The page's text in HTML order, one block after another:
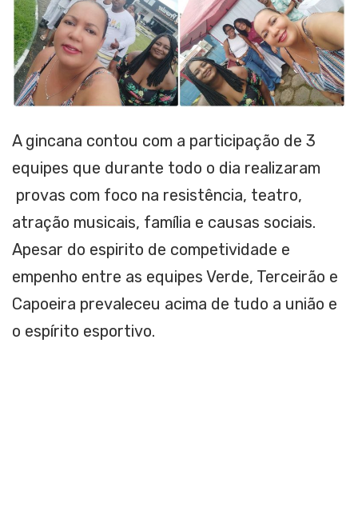
A gincana contou com a participação de 3
equipes que durante todo o dia realizaram
provas com foco na resistência, teatro,
atração musicais, família e causas sociais.
Apesar do espirito de competividade e
empenho entre as equipes Verde, Terceirão e
Capoeira prevaleceu acima de tudo a união e
o espírito esportivo.